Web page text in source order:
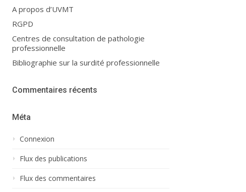
A propos d’UVMT
RGPD
Centres de consultation de pathologie
professionnelle
Bibliographie sur la surdité professionnelle
Commentaires récents
Méta
Connexion
Flux des publications
Flux des commentaires